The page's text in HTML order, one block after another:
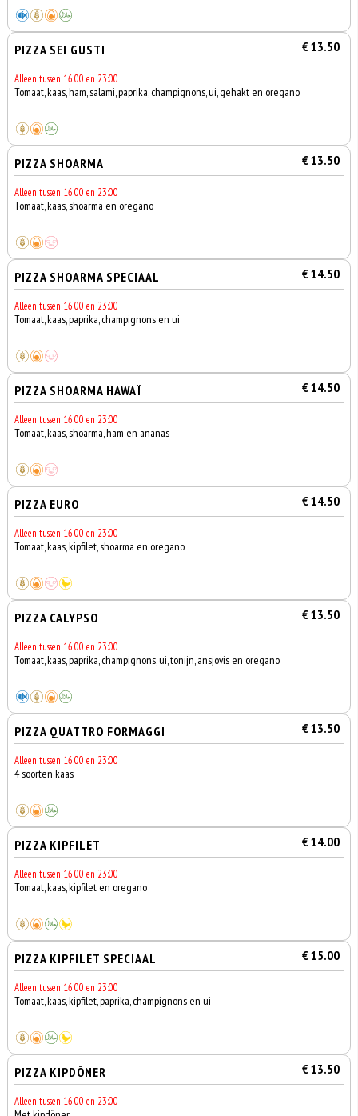
PIZZA SEI GUSTI € 13.50
Alleen tussen 16:00 en 23:00
Tomaat, kaas, ham, salami, paprika, champignons, ui, gehakt en oregano
PIZZA SHOARMA € 13.50
Alleen tussen 16:00 en 23:00
Tomaat, kaas, shoarma en oregano
PIZZA SHOARMA SPECIAAL € 14.50
Alleen tussen 16:00 en 23:00
Tomaat, kaas, paprika, champignons en ui
PIZZA SHOARMA HAWAÏ € 14.50
Alleen tussen 16:00 en 23:00
Tomaat, kaas, shoarma, ham en ananas
PIZZA EURO € 14.50
Alleen tussen 16:00 en 23:00
Tomaat, kaas, kipfilet, shoarma en oregano
PIZZA CALYPSO € 13.50
Alleen tussen 16:00 en 23:00
Tomaat, kaas, paprika, champignons, ui, tonijn, ansjovis en oregano
PIZZA QUATTRO FORMAGGI € 13.50
Alleen tussen 16:00 en 23:00
4 soorten kaas
PIZZA KIPFILET € 14.00
Alleen tussen 16:00 en 23:00
Tomaat, kaas, kipfilet en oregano
PIZZA KIPFILET SPECIAAL € 15.00
Alleen tussen 16:00 en 23:00
Tomaat, kaas, kipfilet, paprika, champignons en ui
PIZZA KIPDÖNER € 13.50
Alleen tussen 16:00 en 23:00